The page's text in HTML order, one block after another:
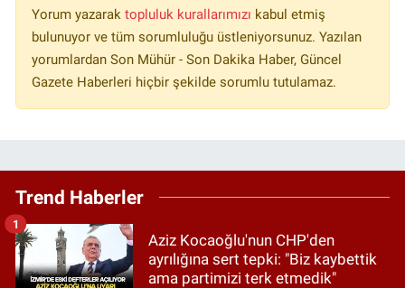
Yorum yazarak topluluk kurallarımızı kabul etmiş
bulunuyor ve tüm sorumluluğu üstleniyorsunuz. Yazılan
yorumlardan Son Mühür - Son Dakika Haber, Güncel
Gazete Haberleri hiçbir şekilde sorumlu tutulamaz.
Trend Haberler
Aziz Kocaoğlu'nun CHP'den
ayrılığına sert tepki: "Biz kaybettik
ama partimizi terk etmedik"
1